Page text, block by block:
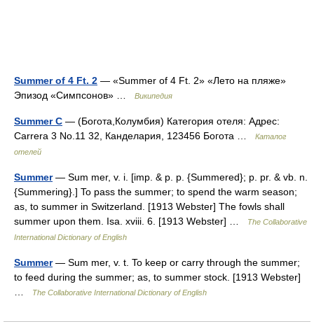
Summer of 4 Ft. 2 — «Summer of 4 Ft. 2» «Лето на пляже»
Эпизод «Симпсонов» …
Википедия
Summer C — (Богота,Колумбия) Категория отеля: Адрес:
Carrera 3 No.11 32, Канделария, 123456 Богота …
Каталог
отелей
Summer— Sum mer, v. i. [imp. & p. p. {Summered}; p. pr. & vb. n.
{Summering}.] To pass the summer; to spend the warm season;
as, to summer in Switzerland. [1913 Webster] The fowls shall
summer upon them. Isa. xviii. 6. [1913 Webster] …
The Collaborative
International Dictionary of English
Summer— Sum mer, v. t. To keep or carry through the summer;
to feed during the summer; as, to summer stock. [1913 Webster]
The Collaborative International Dictionary of English